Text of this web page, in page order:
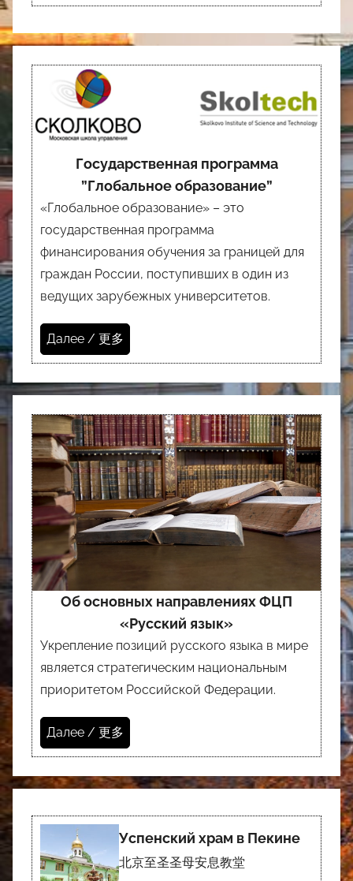
Государственная программа
”Глобальное образование”
«Глобальное образование» – это
государственная программа
финансирования обучения за границей для
граждан России, поступивших в один из
ведущих зарубежных университетов.
Далее / 更多
Об основных направлениях ФЦП
«Русский язык»
Укрепление позиций русского языка в мире
является стратегическим национальным
приоритетом Российской Федерации.
Далее / 更多
Успенский храм в Пекине
北京至圣圣母安息教堂